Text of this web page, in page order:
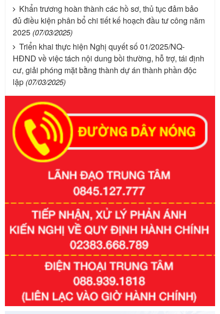
Khẩn trương hoàn thành các hồ sơ, thủ tục đảm bảo
đủ điều kiện phân bổ chi tiết kế hoạch đầu tư công năm
2025 (07/03/2025)
Triển khai thực hiện Nghị quyết số 01/2025/NQ-
HĐND về việc tách nội dung bồi thường, hỗ trợ, tái định
cư, giải phóng mặt bằng thành dự án thành phần độc
lập (07/03/2025)
Số kí hiệu:351/2025/NĐ-CP
Tên: Nghị định số 351/2025/NĐ-CP của Chính phủ: Quy
định chuẩn nghèo đa chiều quốc gia giai đoạn 2026 - 2030
Ngày ban hành: 29/12/2026
3014/QĐ-UBND
Tên: Quyết định về việc công bố danh mục thủ tục hành
chính ban hành mới, sửa đổi bổ sung trong lĩnh vực hỗ trợ
đầu tư, lĩnh vực đấu thầu lựa chọn nhà thầu thuộc thẩm
quyền giải quyết của Sở Tài chính và Ban Quản lý Khu kinh
tế Đông Nam Nghệ An
Ngày ban hành: 23/09/2026
Số kí hiệu:292/2026/NĐ-CP
Tên: Nghị định số 292/2026/NĐ-CP của Chính phủ: Quy
định chi tiết một số điều và biện pháp để tổ chức, hướng
dẫn thi hành Luật Quản lý ngoại thương
Ngày ban hành: 21/07/2026